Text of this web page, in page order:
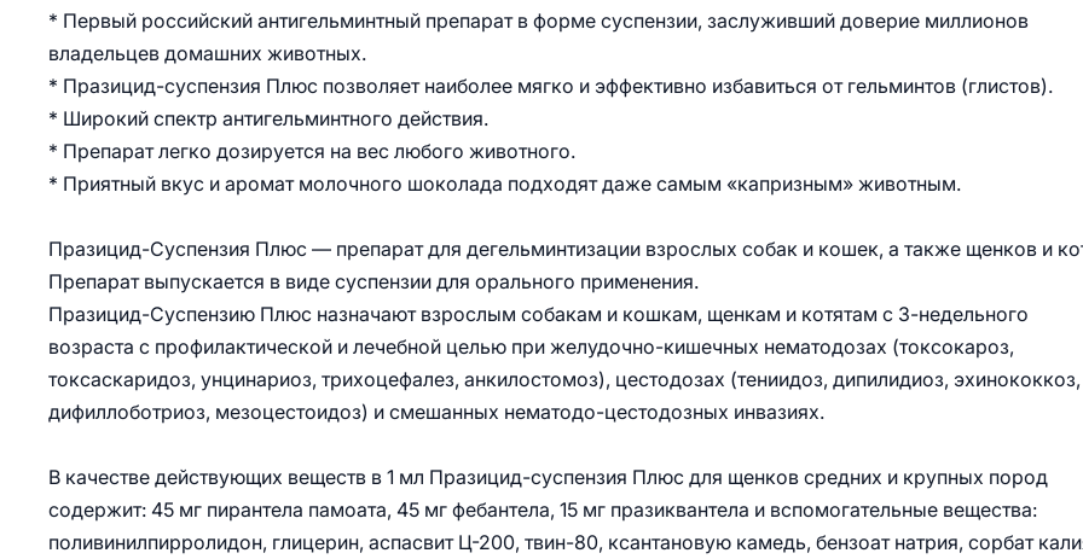
* Первый российский антигельминтный препарат в форме суспензии, заслуживший доверие миллионов
владельцев домашних животных.
* Празицид-суспензия Плюс позволяет наиболее мягко и эффективно избавиться от гельминтов (глистов).
* Широкий спектр антигельминтного действия.
* Препарат легко дозируется на вес любого животного.
* Приятный вкус и аромат молочного шоколада подходят даже самым «капризным» животным.
Празицид-Суспензия Плюс — препарат для дегельминтизации взрослых собак и кошек, а также щенков и
Препарат выпускается в виде суспензии для орального применения.
Празицид-Суспензию Плюс назначают взрослым собакам и кошкам, щенкам и котятам с 3-недельного
возраста с профилактической и лечебной целью при желудочно-кишечных нематодозах (токсокароз,
токсаскаридоз, унцинариоз, трихоцефалез, анкилостомоз), цестодозах (тениидоз, дипилидиоз, эхинококкоз,
дифиллоботриоз, мезоцестоидоз) и смешанных нематодо-цестодозных инвазиях.
В качестве действующих веществ в 1 мл Празицид-суспензия Плюс для щенков средних и крупных пород
содержит: 45 мг пирантела памоата, 45 мг фебантела, 15 мг празиквантела и вспомогательные вещества:
поливинилпирролидон, глицерин, аспасвит Ц-200, твин-80, ксантановую камедь, бензоат натрия, сорбат